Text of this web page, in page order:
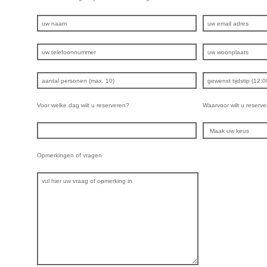
Voor welke dag wilt u reserveren? Waarvoor wilt u
Opmerkingen of vragen